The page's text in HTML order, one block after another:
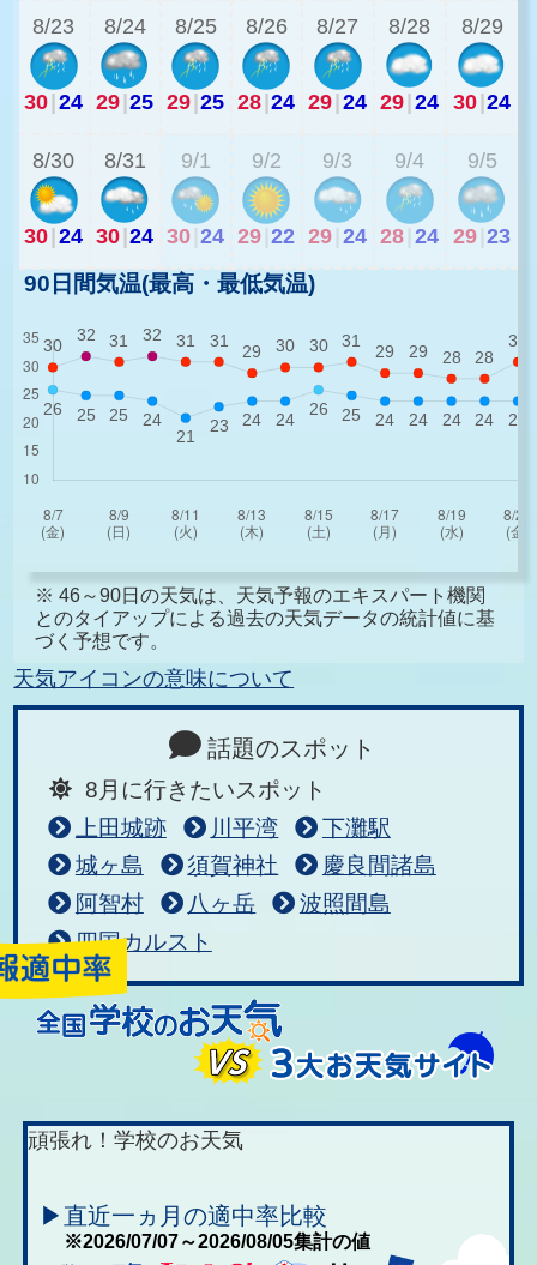
8/23
30 24
8/24
29 25
8/25
29 25
8/26
28 24
8/27
29 24
8/28
29 24
8/29
30 24
8/30
30 24
8/31
30 24
9/1
30 24
9/2
29 22
9/3
29 24
9/4
28 24
9/5
29 23
90日間気温(最高・最低気温)
※ 46～90日の天気は、天気予報のエキスパート機関
とのタイアップによる過去の天気データの統計値に基
づく予想です。
天気アイコンの意味について
話題のスポット
8月に行きたいスポット
上田城跡
川平湾
下灘駅
城ヶ島
須賀神社
慶良間諸島
阿智村
八ヶ岳
波照間島
四国カルスト
頑張れ！学校のお天気
▶直近一ヵ月の適中率比較
※2026/07/07～2026/08/05集計の値